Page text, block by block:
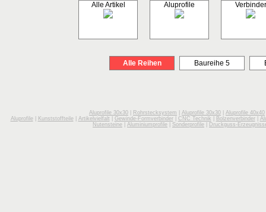
Alle Artikel Aluprofile Verbinder
Alle Reihen Baureihe 5
Aluprofile 30x30 Rohrstecksystem Aluprofile 30x30 Aluprofile 40x40
Aluprofile| Kunststoffteile| Artikelvielfalt Gewinde-Formverbinder| CNC Technik Bolzenverbinder|
Nutensteine
Aluminiumprofile Sonderprofile Druckguss-